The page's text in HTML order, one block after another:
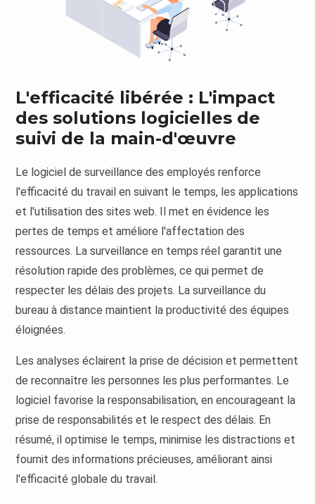
L'efficacité libérée : L'impact
des solutions logicielles de
suivi de la main-d'œuvre
Le logiciel de surveillance des employés renforce
l'efficacité du travail en suivant le temps, les applications
et l'utilisation des sites web. Il met en évidence les
pertes de temps et améliore l'affectation des
ressources. La surveillance en temps réel garantit une
résolution rapide des problèmes, ce qui permet de
respecter les délais des projets. La surveillance du
bureau à distance maintient la productivité des équipes
éloignées.
Les analyses éclairent la prise de décision et permettent
de reconnaître les personnes les plus performantes. Le
logiciel favorise la responsabilisation, en encourageant la
prise de responsabilités et le respect des délais. En
résumé, il optimise le temps, minimise les distractions et
fournit des informations précieuses, améliorant ainsi
l'efficacité globale du travail.